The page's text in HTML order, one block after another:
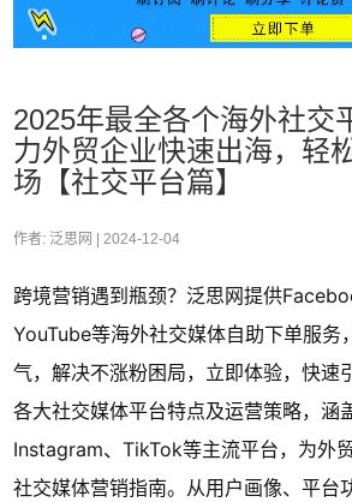
2025年最全各个海外社交
力外贸企业快速出海，轻
场【社交平台篇】
作者: 泛思网 | 2024-12-04
跨境营销遇到瓶颈？泛思网提供
YouTube等海外社交媒体自助下单服务
气，解决不涨粉困局，立即体验，快速
各大社交媒体平台特点及运营策略，涵
Instagram、TikTok等主流平台，为外
社交媒体营销指南。从用户画像、平台